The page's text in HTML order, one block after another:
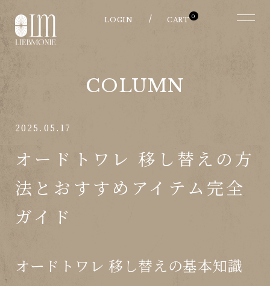
0
COLUMN
2025.05.17
オードトワレ 移し替えの方
法とおすすめアイテム完全
ガイド
オードトワレ 移し替えの基本知識